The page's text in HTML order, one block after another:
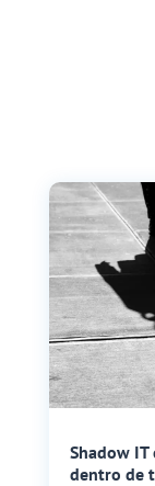
Shadow
dentro de